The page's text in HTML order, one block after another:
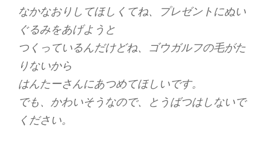
なかなおりしてほしくてね、プレゼントにぬい
ぐるみをあげようと
つくっているんだけどね、ゴウガルフの毛がた
りないから
はんたーさんにあつめてほしいです。
でも、かわいそうなので、とうばつはしないで
ください。